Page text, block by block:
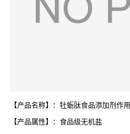
【产品名称】：牡蛎肽食品添加剂作用
【产品属性】：食品级无机盐